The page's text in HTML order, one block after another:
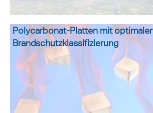
Polycarbonat-Platten mit optimaler
Brandschutzklassifizierung